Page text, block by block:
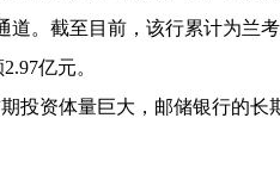
道。截至目前，该行累计为兰
亿元。
资体量巨大，邮储银行的长